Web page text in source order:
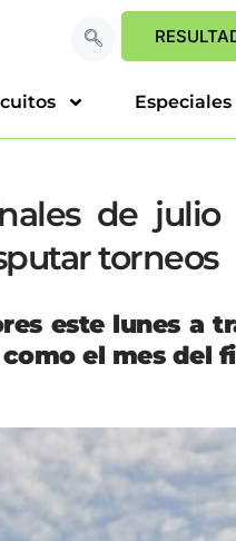
Especiales
de
torneos
este lunes a
el mes del